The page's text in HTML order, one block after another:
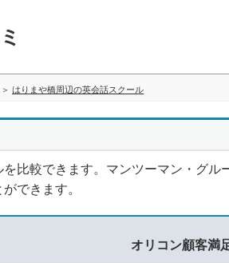
はりまや橋周辺の英会話スクール
比較できます。マンツーマン・グル
できます。
オリコン顧客満